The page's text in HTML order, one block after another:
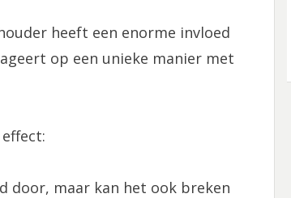
heeft een enorme invloed
op een unieke manier met
door, maar kan het ook breken